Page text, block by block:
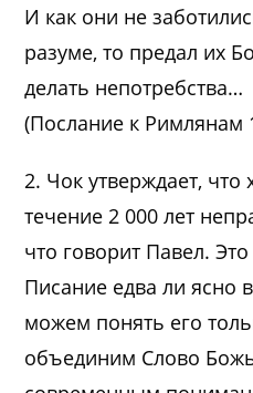
И как они не
разуме, то предал их
делать непотребства…
(Послание к Римлянам
2. Чок утверждает, что
течение 2 000 лет
что говорит Павел.
Писание едва ли ясно
можем понять его
объединим Слово